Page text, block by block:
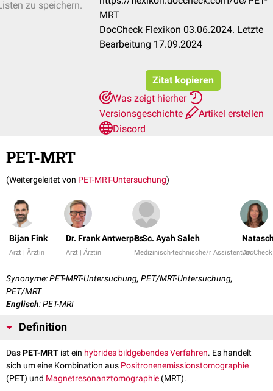
zu speichern.
MRT
DocCheck Flexikon 03.06.2024. Letzte
Bearbeitung 17.09.2024
Zitat kopieren
Was zeigt hierher
Versionsgeschichte
Artikel erstellen
Discord
PET-MRT
(Weitergeleitet von PET-MRT-Untersuchung)
Bijan Fink
Arzt | Ärztin
Dr. Frank Antwerpes
Arzt | Ärztin
B.Sc. Ayah Saleh
Medizinisch-technische/r Assistent/in
Synonyme: PET-MRT-Untersuchung, PET/MRT-Untersuchung,
PET/MRT
Englisch: PET-MRI
Definition
DasPET-MRT ist ein hybrides bildgebendes Verfahren. Es handelt
sich um eine Kombination aus Positronenemissionstomographie
(PET) und Magnetresonanztomographie (MRT).